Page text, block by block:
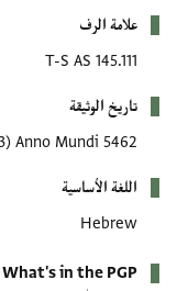
علامة الرف
T-S AS 145.111
تاريخ الوثيقة
5462 Anno Mundi
(3 أكتوبر 1701–22 سبتمبر 1702 CE)
اللغة الأساسية
Hebrew
What's in the PGP